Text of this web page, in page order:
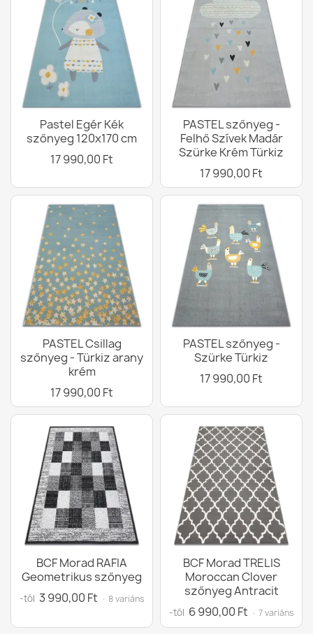
Pastel Egér Kék
szőnyeg 120x170 cm
17 990,00 Ft
PASTEL szőnyeg -
Felhő Szívek Madár
Szürke Krém Türkiz
17 990,00 Ft
PASTEL Csillag
szőnyeg - Türkiz arany
krém
17 990,00 Ft
PASTEL szőnyeg -
Szürke Türkiz
17 990,00 Ft
BCF Morad RAFIA
Geometrikus szőnyeg
-tól 3 990,00 Ft · 8 variáns
BCF Morad TRELIS
Moroccan Clover
szőnyeg Antracit
-tól 6 990,00 Ft · 7 variáns